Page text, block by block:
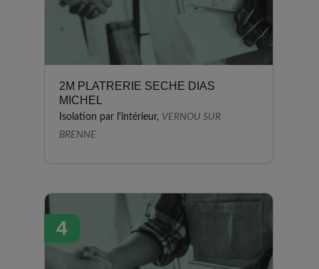
2M PLATRERIE SECHE DIAS
MICHEL
Isolation par l'intérieur, VERNOU SUR
BRENNE
4